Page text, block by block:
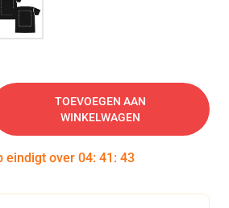
TOEVOEGEN AAN
WINKELWAGEN
eindigt over 04: 41 : 42